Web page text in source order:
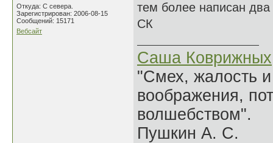
Откуда: С севера.
Зарегистрирован: 2006-08-15
Сообщений: 15171
Вебсайт
тем более написан
СК
Саша Коврижных
"Смех, жалость
воображения,
волшебством".
Пушкин А. С.